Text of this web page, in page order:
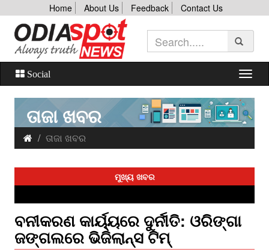
Home About Us Feedback Contact Us
Social
ତାଜା ଖବର
ତାଜା ଖବର
ମୁଖ୍ୟ ଖବର
ବନୀକରଣ କାର୍ୟ୍ୟରେ ଦୁର୍ନୀତି: ଓରିଙ୍ଗା
ଜଙ୍ଗଲରେ ଭିଜିଲାନ୍ସ ଟିମ୍‌